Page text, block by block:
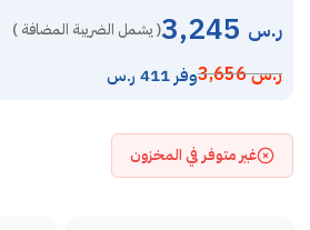
ر.س ( يشمل الضريبة المضافة )
ر.س3,656 وفر 411 ر.س
غير متوفر في المخزون